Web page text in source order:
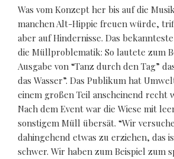
Was vom Konzept her bis auf die
manchen Alt-Hippie freuen würde,
aber auf Hindernisse. Das
die Müllproblematik: So lautete zum
Ausgabe von “Tanz durch den Tag”
das Wasser”. Das Publikum hat
einem großen Teil anscheinend recht
Nach dem Event war die Wiese mit
sonstigem Müll übersät. “Wir
dahingehend etwas zu erziehen, das
schwer. Wir haben zum Beispiel zum